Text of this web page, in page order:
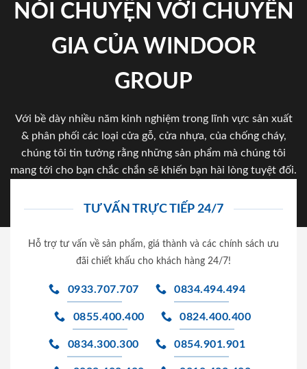
NÓI CHUYỆN VỚI CHUYÊN
GIA CỦA WINDOOR
GROUP
Với bề dày nhiều năm kinh nghiệm trong lĩnh vực sản xuất
& phân phối các loại cửa gỗ, cửa nhựa, của chống cháy,
chúng tôi tin tưởng rằng những sản phẩm mà chúng tôi
mang tới cho bạn chắc chắn sẽ khiến bạn hài lòng tuyệt đối.
TƯ VẤN TRỰC TIẾP 24/7
Hỗ trợ tư vấn về sản phẩm, giá thành và các chính sách ưu
đãi chiết khấu cho khách hàng 24/7!
0933.707.707 0834.494.494
0855.400.400 0824.400.400
0834.300.300 0854.901.901